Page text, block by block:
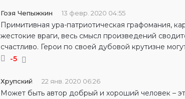
Гозя Чепыжкин 13 февр. 2020 04:55
Примитивная ура-патриотическая графомания,
жестокие враги, весь смысл произведений
счастливо. Герои по своей дубовой крутизне
-5
Хрупский 22 янв. 2020 06:26
Может быть автор добрый и хороший человек –